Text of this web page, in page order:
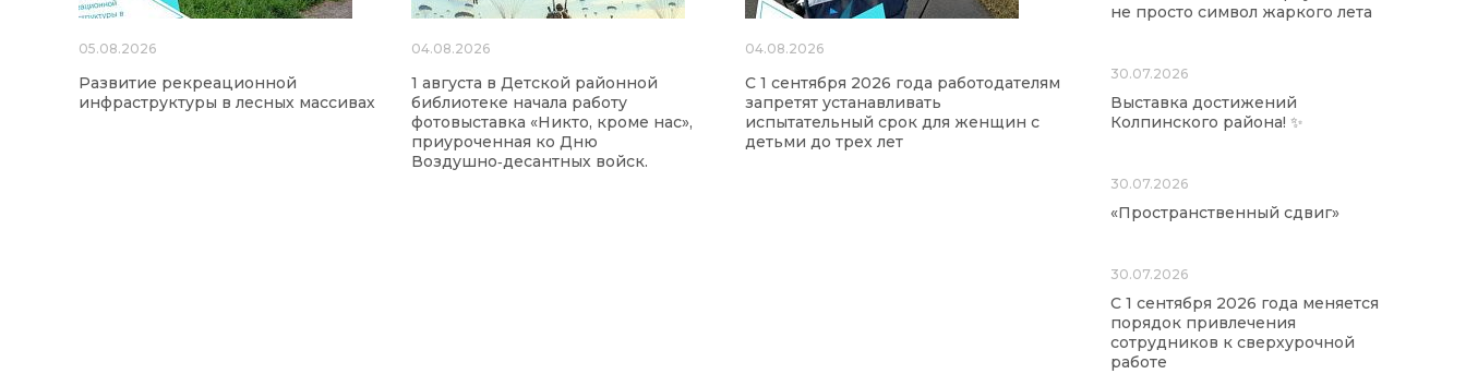
05.08.2026
Развитие рекреационной
инфраструктуры в лесных массивах
04.08.2026
1 августа в Детской районной
библиотеке начала работу
фотовыставка «Никто, кроме нас»,
приуроченная ко Дню
Воздушно‑десантных войск.
04.08.2026
С 1 сентября 2026 года работодателям
запретят устанавливать
испытательный срок для женщин с
детьми до трех лет
не просто символ жаркого лета
30.07.2026
Выставка достижений
Колпинского района! ✨
30.07.2026
«Пространственный сдвиг»
30.07.2026
С 1 сентября 2026 года меняется
порядок привлечения
сотрудников к сверхурочной
работе